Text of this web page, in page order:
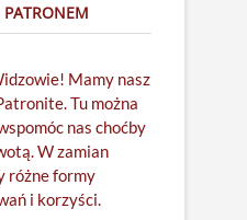
u
u
t
t
Mamy nasz
Tu można
nas choćby
W zamian
różne formy
i korzyści.